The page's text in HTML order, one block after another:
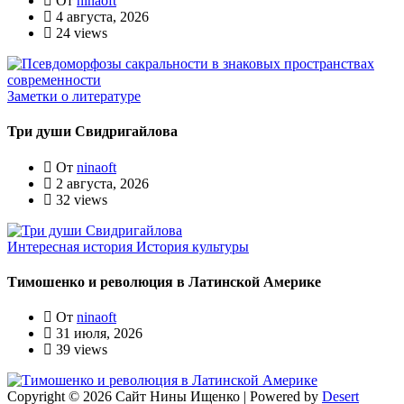
4 августа, 2026
24 views
Заметки о литературе
Три души Свидригайлова
От ninaoft
2 августа, 2026
32 views
Интересная история История культуры
Тимошенко и революция в Латинской Америке
От ninaoft
31 июля, 2026
39 views
Copyright © 2026 Сайт Нины Ищенко | Powered by Desert